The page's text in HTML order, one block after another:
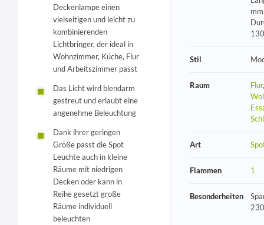
Deckenlampe einen
vielseitigen und leicht zu
kombinierenden
Lichtbringer, der ideal in
Wohnzimmer, Küche, Flur
und Arbeitszimmer passt
Das Licht wird blendarm
gestreut und erlaubt eine
angenehme Beleuchtung
Dank ihrer geringen
Größe passt die Spot
Leuchte auch in kleine
Räume mit niedrigen
Decken oder kann in
Reihe gesetzt große
Räume individuell
beleuchten
Stil
Raum Flur,
Art
Flammen 1
Besonderheiten